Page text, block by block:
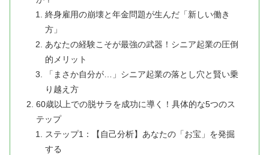
終身雇用の崩壊と年金問題が生んだ「新しい働き
方」
あなたの経験こそが最強の武器！シニア起業の圧倒
的メリット
「まさか自分が…」シニア起業の落とし穴と賢い乗
り越え方
60歳以上での脱サラを成功に導く！具体的な5つのス
テップ
ステップ1：【自己分析】あなたの「お宝」を発掘
する